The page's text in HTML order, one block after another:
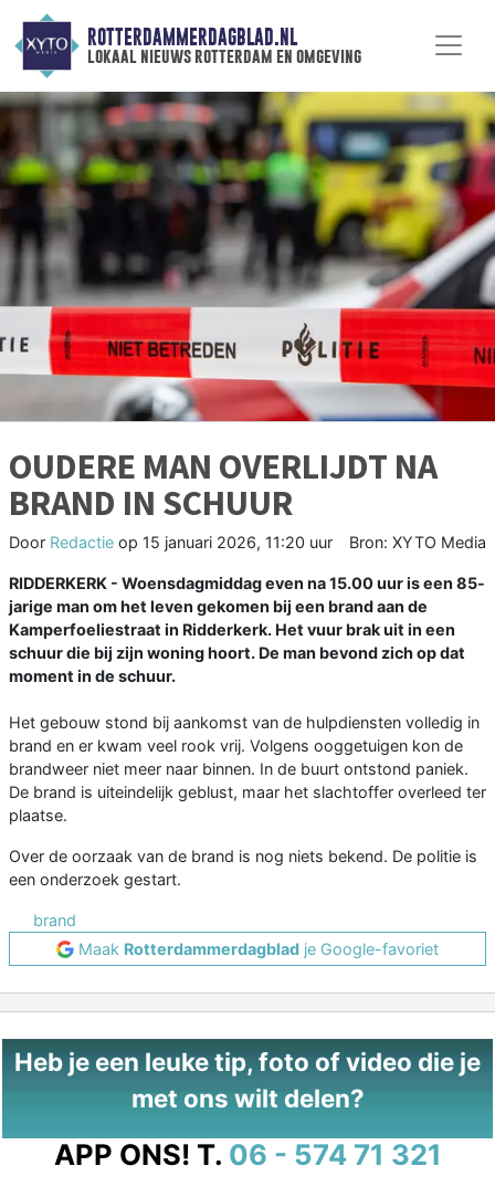
ROTTERDAMMERDAGBLAD.NL
lokaal nieuws rotterdam en omgeving
OUDERE MAN OVERLIJDT NA
BRAND IN SCHUUR
Door Redactie op 15 januari 2026, 11:20 uur Bron: XYTO Media
RIDDERKERK - Woensdagmiddag even na 15.00 uur is een 85-
jarige man om het leven gekomen bij een brand aan de
Kamperfoeliestraat in Ridderkerk. Het vuur brak uit in een
schuur die bij zijn woning hoort. De man bevond zich op dat
moment in de schuur.
Het gebouw stond bij aankomst van de hulpdiensten volledig in
brand en er kwam veel rook vrij. Volgens ooggetuigen kon de
brandweer niet meer naar binnen. In de buurt ontstond paniek.
De brand is uiteindelijk geblust, maar het slachtoffer overleed ter
plaatse.
Over de oorzaak van de brand is nog niets bekend. De politie is
een onderzoek gestart.
brand
Maak Rotterdammerdagblad je Google-favoriet
Heb je een leuke tip, foto of video die je
met ons wilt delen?
APP ONS! T. 06 - 574 71 321